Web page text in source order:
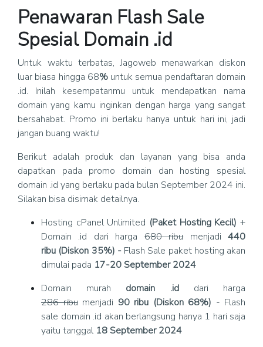
Penawaran Flash Sale
Spesial Domain .id
Untuk waktu terbatas, Jagoweb menawarkan diskon
luar biasa hingga 68%untuk semua pendaftaran domain
.id. Inilah kesempatanmu untuk mendapatkan nama
domain yang kamu inginkan dengan harga yang sangat
bersahabat. Promo ini berlaku hanya untuk hari ini, jadi
jangan buang waktu!
Berikut adalah produk dan layanan yang bisa anda
dapatkan pada promo domain dan hosting spesial
domain .id yang berlaku pada bulan September 2024 ini.
Silakan bisa disimak detailnya.
Hosting cPanel Unlimited (Paket Hosting Kecil) +
Domain .id dari harga680 ribumenjadi440
ribu (Diskon 35%) - Flash Sale paket hosting akan
dimulai pada 17-20 September 2024
Domain murah domain .iddari harga
286 ribumenjadi 90 ribu (Diskon 68%) - Flash
sale domain .id akan berlangsung hanya 1 hari saja
yaitu tanggal 18 September 2024